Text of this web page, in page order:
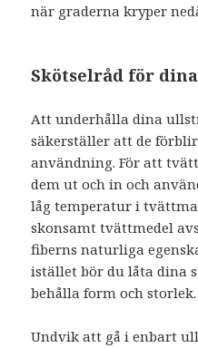
när graderna kryper
Skötselråd för
Att underhålla dina
säkerställer att de
användning. För att
dem ut och in och
låg temperatur i
skonsamt tvättmedel
fiberns naturliga
istället bör du låta dina
behålla form och storlek.
Undvik att gå i enbart